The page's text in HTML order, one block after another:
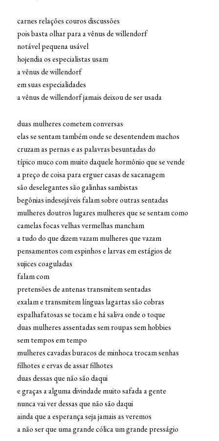
carnes relações couros discussões
pois basta olhar para a vênus de willendorf
notável pequena usável
hojendia os especialistas usam
a vênus de willendorf
em suas especialidades
a vênus de willendorf jamais deixou de ser usada
duas mulheres cometem conversas
elas se sentam também onde se desentendem machos
cruzam as pernas e as palavras besuntadas do
típico muco com muito daquele hormônio que se vende
a preço de coisa para erguer casas de sacanagem
são deselegantes são galinhas sambistas
begônias indesejáveis falam sobre outras sentadas
mulheres doutros lugares mulheres que se sentam como
camelas focas velhas vermelhas mancham
a tudo do que dizem vazam mulheres que vazam
pensamentos com espinhos e larvas em estágios de
sujices coaguladas
falam com
pretensões de antenas transmitem sentadas
exalam e transmitem línguas lagartas são cobras
espalhafatosas se tocam e há saliva onde o toque
duas mulheres assentadas sem roupas sem hobbies
sem tempos em tempo
mulheres cavadas buracos de minhoca trocam senhas
filhotes e ervas de assar filhotes
duas dessas que não são daqui
e graças a alguma divindade muito safada a gente
nunca vai ver dessas que não são daqui
ainda que a esperança seja jamais as veremos
a não ser que uma grande cólica um grande presságio